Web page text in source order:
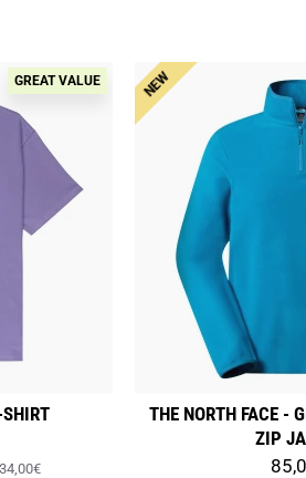
GREAT VALUE
34,00€
NEW
THE NORTH FACE -
ZIP